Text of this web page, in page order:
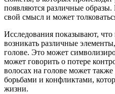
появляются различные
свой смысл и может
Исследования показывают,
возникать различные
голове. Это может
может говорить о потере
волосах на голове может
борьбами и конфликтами,
жизни.